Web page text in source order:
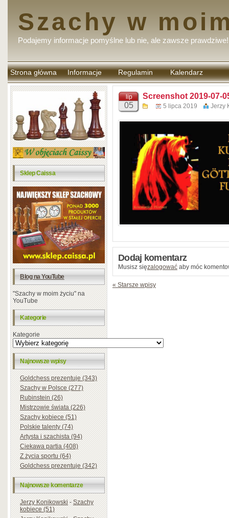
Szachy w
Podajemy informacje pomyślne lub nie, ale zawsze prawdziwe!
Strona główna Informacje Regulamin
komentarzy
Kalendarz
Sklep Caissa
Blog na YouTube
"Szachy w moim życiu" na
YouTube
Kategorie
Kategorie
Najnowsze wpisy
Goldchess prezentuje (343)
Szachy w Polsce (277)
Rubinstein (26)
Mistrzowie świata (226)
Szachy kobiece (51)
Polskie talenty (74)
Artysta i szachista (94)
Ciekawa partia (408)
Z życia sportu (64)
Goldchess prezentuje (342)
Najnowsze komentarze
Jerzy Konikowski-Szachy
kobiece (51)
lip
05
Screenshot 2019-07-
5 lipca 2019 Jerzy
Dodaj komentarz
Musisz sięzalogować aby móc
« Starsze wpisy